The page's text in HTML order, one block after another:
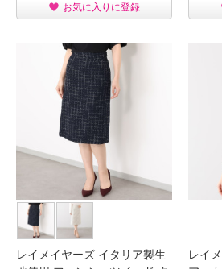
お気に入りに登録
レイメイヤーズ イタリア製生
レイ